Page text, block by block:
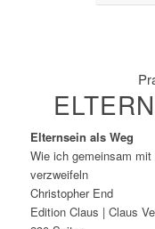
Elternsein als Weg
Wie ich gemeinsam
verzweifeln
Christopher End
Edition Claus | Claus